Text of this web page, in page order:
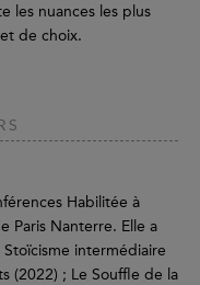
les nuances les plus
de choix.
Habilitée à
Paris Nanterre. Elle a
intermédiaire
(2022) ; Le Souffle de la